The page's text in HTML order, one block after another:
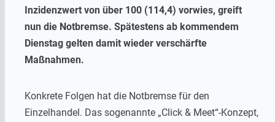
Inzidenzwert von über 100 (114,4) vorwies, greift
nun die Notbremse. Spätestens ab kommendem
Dienstag gelten damit wieder verschärfte
Maßnahmen.
Konkrete Folgen hat die Notbremse für den
Einzelhandel. Das sogenannte „Click & Meet“-Konzept,